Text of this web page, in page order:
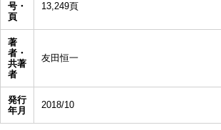
号・
頁
13,249頁
著
者・
共著
者
友田恒一
発行
年月
2018/10